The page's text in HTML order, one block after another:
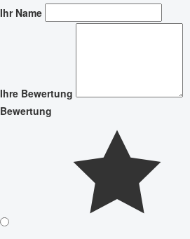
Ihr Name
Ihre Bewertung
Bewertung